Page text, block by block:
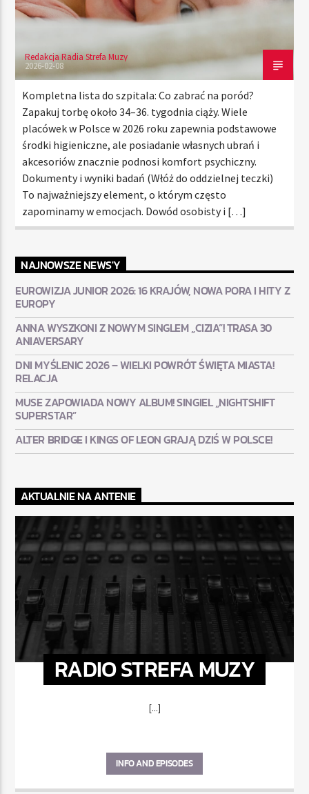
Radio Strefa Muzy
Redakcja Radia Strefa Muzy
2026-02-08
Kompletna lista do szpitala: Co zabrać na poród?
Zapakuj torbę około 34–36. tygodnia ciąży. Wiele
placówek w Polsce w 2026 roku zapewnia podstawowe
środki higieniczne, ale posiadanie własnych ubrań i
akcesoriów znacznie podnosi komfort psychiczny.
Dokumenty i wyniki badań (Włóż do oddzielnej teczki)
To najważniejszy element, o którym często
zapominamy w emocjach. Dowód osobisty i […]
NAJNOWSZE NEWS'Y
EUROWIZJA JUNIOR 2026: 16 KRAJÓW, NOWA PORA I HITY Z
EUROPY
ANNA WYSZKONI Z NOWYM SINGLEM „CIZIA”! TRASA 30
ANIAVERSARY
DNI MYŚLENIC 2026 – WIELKI POWRÓT ŚWIĘTA MIASTA!
RELACJA
MUSE ZAPOWIADA NOWY ALBUM! SINGIEL „NIGHTSHIFT
SUPERSTAR”
ALTER BRIDGE I KINGS OF LEON GRAJĄ DZIŚ W POLSCE!
AKTUALNIE NA ANTENIE
RADIO STREFA MUZY
[...]
INFO AND EPISODES